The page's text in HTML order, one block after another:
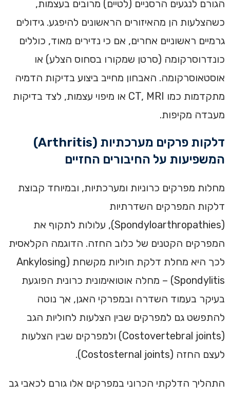
הגורם לנגעים הרסניים (לטיים) מרובים בעצמות,
כשהצלעות הן מהאיזורים הראשונים להיפגע. גידולים
גרמיים ראשוניים אחרים, אם כי נדירים מאוד, כוללים
כונדרוסרקומה (סרטן שמקורו בסחוס הצלע) או
אוסטאוסרקומה. האבחון מחייב ביצוע בדיקות הדמיה
מתקדמות כמו CT, MRI או מיפוי עצמות, לצד בדיקות
מעבדה מקיפות.
דלקות פרקים מערכתיות (Arthritis)
המשפיעות על החיבורים החזיים
מחלות מפרקים כרוניות ומערכתיות, ובמיוחד קבוצת
דלקות המפרקים השדרתיות
(Spondyloarthropathies), עלולות לתקוף את
המפרקים הקטנים של כלוב החזה. הדוגמה הקלאסית
לכך היא מחלת דלקת חוליות מקשחת (Ankylosing
Spondylitis) – מחלה אוטואימונית כרונית הפוגעת
בעיקר בעמוד השדרה ובמפרקי האגן, אך נוטה
להתפשט גם למפרקים שבין הצלעות לחוליות הגב
(Costovertebral joints) ולמפרקים שבין הצלעות
לעצם החזה (Costosternal joints).
התהליך הדלקתי הכרוני במפרקים אלו גורם לכאבי גב